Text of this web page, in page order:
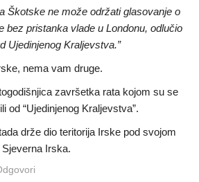
Škotske ne može održati glasovanje o
bez pristanka vlade u Londonu, odlučio
Ujedinjenog Kraljevstva.”
nema vam druge.
završetka rata kojom su se
od “Ujedinjenog Kraljevstva”.
drže dio teritorija Irske pod svojom
Irska.